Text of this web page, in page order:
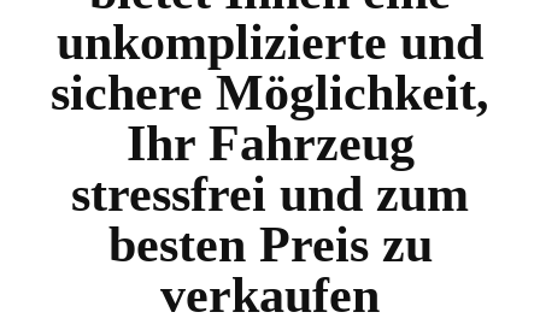
unkomplizierte und
sichere Möglichkeit,
Ihr Fahrzeug
stressfrei und zum
besten Preis zu
verkaufen